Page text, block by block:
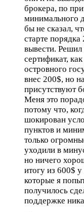
брокера, по
минимального
бы не сказал,
старте
вывести. Решил
сертификат,
островного
внес 200$, но
присутствуют
Меня это
потому что,
шокирован
пунктов и
только
уходили в
но ничего
итогу из 600$
которые я
получилось
поддержке